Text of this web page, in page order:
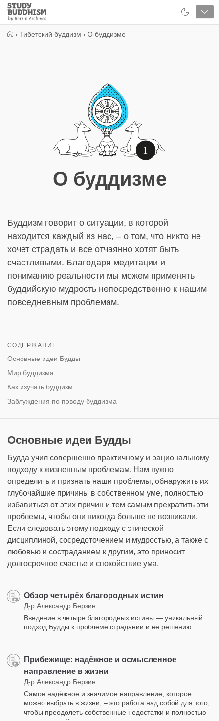
Close
Study
Buddhism
› Тибетский буддизм › О буддизме
1
О буддизме
Буддизм говорит о ситуации, в которой
находится каждый из нас, – о том, что никто не
хочет страдать и все отчаянно хотят быть
счастливыми. Благодаря медитации и
пониманию реальности мы можем применять
буддийскую мудрость непосредственно к нашим
повседневным проблемам.
СОДЕРЖАНИЕ
Основные идеи Будды
Мир буддизма
Как изучать буддизм
Заблуждения по поводу буддизма
Основные идеи Будды
Будда учил совершенно практичному и рациональному
подходу к жизненным проблемам. Нам нужно
определить и признать наши проблемы, обнаружить их
глубочайшие причины в собственном уме, полностью
избавиться от этих причин и тем самым прекратить эти
проблемы, чтобы они никогда больше не возникали.
Если следовать этому подходу с этической
дисциплиной, сосредоточением и мудростью, а также с
любовью и состраданием к другим, это приносит
долгосрочное счастье и спокойствие ума.
Обзор четырёх благородных истин
Д-р Александр Берзин
Введение в четыре благородных истины — уникальный
подход Будды к проблеме страданий и её решению.
Прибежище: надёжное и осмысленное
направление в жизни
Д-р Александр Берзин
Самое надёжное и значимое направление, которое
можно выбрать в жизни, – это работа над собой для того,
чтобы преодолеть собственные недостатки и полностью